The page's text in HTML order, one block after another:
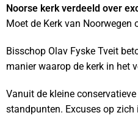
Noorse kerk verdeeld over
Moet de Kerk van Noorwegen
Bisschop Olav Fyske Tveit
manier waarop de kerk in het
Vanuit de kleine
standpunten. Excuses op zich